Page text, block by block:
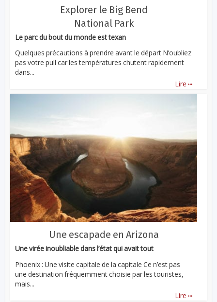
Explorer le Big Bend
National Park
Le parc du bout du monde est texan
Quelques précautions à prendre avant le départ N’oubliez
pas votre pull car les températures chutent rapidement
dans...
Lire ...
Une escapade en Arizona
Une virée inoubliable dans l’état qui avait tout
Phoenix : Une visite capitale de la capitale Ce n’est pas
une destination fréquemment choisie par les touristes,
mais...
Lire ...